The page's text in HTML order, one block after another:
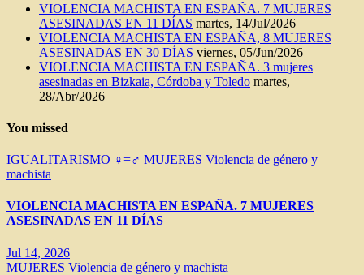
VIOLENCIA MACHISTA EN ESPAÑA. 7 MUJERES
ASESINADAS EN 11 DÍAS martes, 14/Jul/2026
VIOLENCIA MACHISTA EN ESPAÑA, 8 MUJERES
ASESINADAS EN 30 DÍAS viernes, 05/Jun/2026
VIOLENCIA MACHISTA EN ESPAÑA. 3 mujeres
asesinadas en Bizkaia, Córdoba y Toledo martes,
28/Abr/2026
You missed
IGUALITARISMO ♀=♂ MUJERES Violencia de género y
machista
VIOLENCIA MACHISTA EN ESPAÑA. 7 MUJERES
ASESINADAS EN 11 DÍAS
Jul 14, 2026
MUJERES Violencia de género y machista